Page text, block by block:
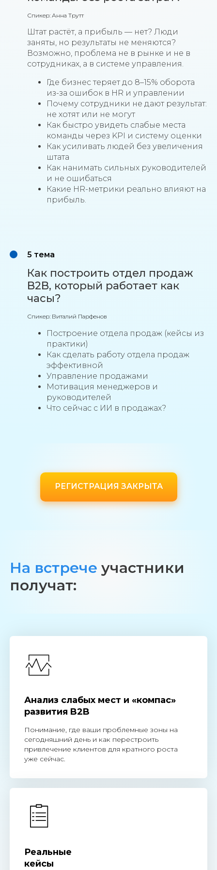
Спикер: Анна Трутт
Штат растёт, а прибыль — нет? Люди
заняты, но результаты не меняются?
Возможно, проблема не в рынке и не в
сотрудниках, а в системе управления.
Где бизнес теряет до 8–15% оборота
из-за ошибок в HR и управлении
Почему сотрудники не дают результат:
не хотят или не могут
Как быстро увидеть слабые места
команды через KPI и систему оценки
Как усиливать людей без увеличения
штата
Как нанимать сильных руководителей
и не ошибаться
Какие HR-метрики реально влияют на
прибыль.
5 тема
Как построить отдел продаж
B2B, который работает как
часы?
Спикер: Виталий Парфенов
⁠Построение отдела продаж (кейсы из
практики)
Как сделать работу отдела продаж
эффективной
Управление продажами
Мотивация менеджеров и
руководителей
Что cейчас с ИИ в продажах?
РЕГИСТРАЦИЯ ЗАКРЫТА
На встрече участники
получат:
Анализ слабых мест и «компас»
развития B2B
Понимание, где ваши проблемные зоны на
сегодняшний день и как перестроить
привлечение клиентов для кратного роста
уже сейчас.
Реальные
кейсы